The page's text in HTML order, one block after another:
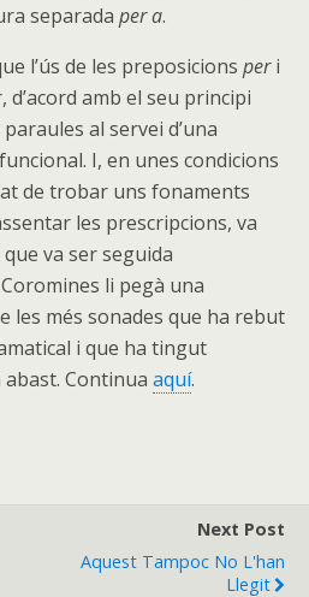
separada per a.
l’ús de les preposicions peri
d’acord amb el seu principi
al servei d’una
I, en unes condicions
de trobar uns fonaments
les prescripcions, va
va ser seguida
li pegà una
les més sonades que ha rebut
i que ha tingut
Continua aquí.
Next Post
Aquest Tampoc No L'han
Llegit